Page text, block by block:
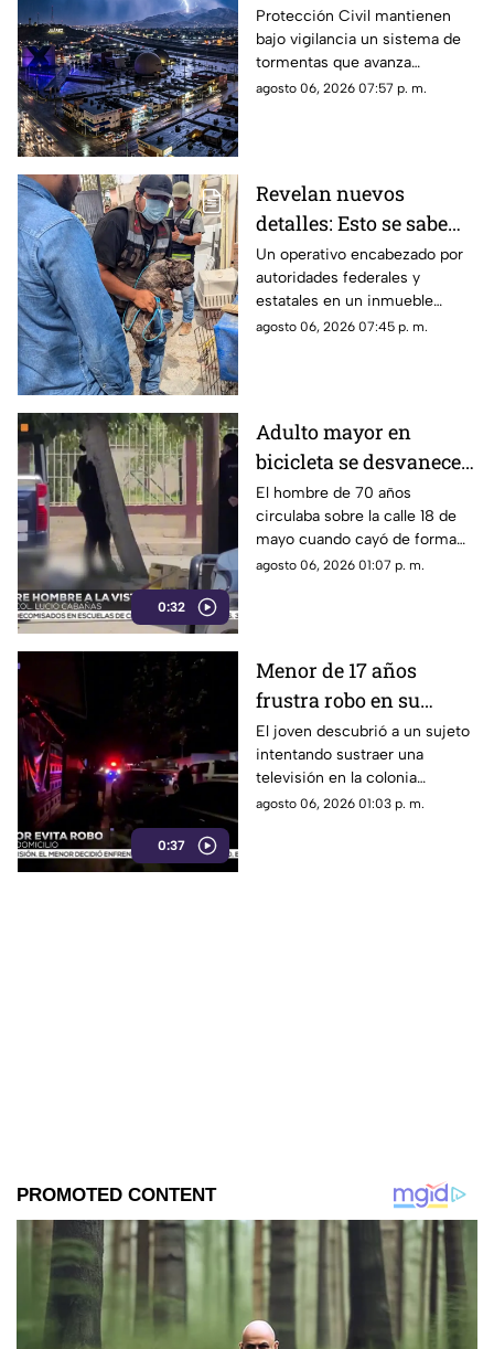
tormenta que se acerca
a Ciudad Juárez y El
Paso: piden extremar
precauciones
Protección Civil mantienen
bajo vigilancia un sistema de
tormentas que avanza
lentamente hacia el suroeste y
agosto 06, 2026 07:57 p. m.
Revelan nuevos
detalles: Esto se sabe
sobre el hallazgo de un
lagarto y un tigre de
bengala en un
autolavado de Juárez
Un operativo encabezado por
autoridades federales y
estatales en un inmueble
habilitado como autolavado en
agosto 06, 2026 07:45 p. m.
0:32
Adulto mayor en
bicicleta se desvanece y
pierde la vida en la
colonia Lucio Cabañas
El hombre de 70 años
circulaba sobre la calle 18 de
mayo cuando cayó de forma
repentina; paramédicos
agosto 06, 2026 01:07 p. m.
0:37
Menor de 17 años
frustra robo en su
domicilio de
Cuauhtémoc; resulta
herido de la mano
El joven descubrió a un sujeto
intentando sustraer una
televisión en la colonia
Reforma; tras forcejear con el
agosto 06, 2026 01:03 p. m.